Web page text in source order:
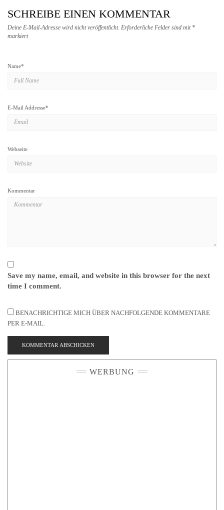
SCHREIBE EINEN KOMMENTAR
Deine E-Mail-Adresse wird nicht veröffentlicht. Erforderliche Felder sind mit *
markiert
Name*
E-Mail Addresse*
Webseite
Kommentar
Save my name, email, and website in this browser for the next
time I comment.
BENACHRICHTIGE MICH ÜBER NACHFOLGENDE KOMMENTARE
PER E-MAIL.
WERBUNG